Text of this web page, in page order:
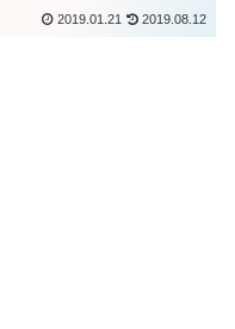
2019.01.21 2019.08.12